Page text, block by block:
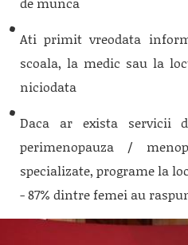
Ati primit vreodata
scoala, la medic sau la
niciodata
Daca ar exista servicii
perimenopauza /
specializate, programe la
- 87% dintre femei au